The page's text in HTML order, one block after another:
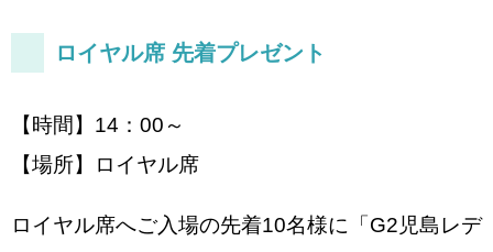
ロイヤル席 先着プレゼント
【時間】14：00～
【場所】ロイヤル席
ロイヤル席へご入場の先着10名様に「G2児島レデ